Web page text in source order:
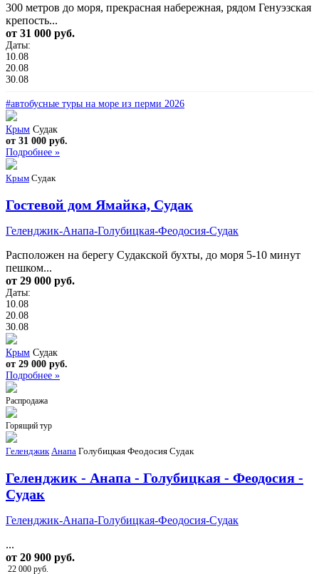
300 метров до моря, прекрасная набережная, рядом Генуэзская
крепость...
от 31 000 руб.
Даты:
10.08
20.08
30.08
#автобусные туры на море из перми 2026
Крым Судак
от 31 000 руб.
Подробнее »
Крым Судак
Гостевой дом Ямайка, Судак
Геленджик-Анапа-Голубицкая-Феодосия-Судак
Расположен на берегу Судакской бухты, до моря 5-10 минут
пешком...
от 29 000 руб.
Даты:
10.08
20.08
30.08
Крым Судак
от 29 000 руб.
Подробнее »
Распродажа
Горящий тур
Геленджик Анапа Голубицкая Феодосия Судак
Геленджик - Анапа - Голубицкая - Феодосия -
Судак
Геленджик-Анапа-Голубицкая-Феодосия-Судак
...
от 20 900 руб.
22 000 руб.